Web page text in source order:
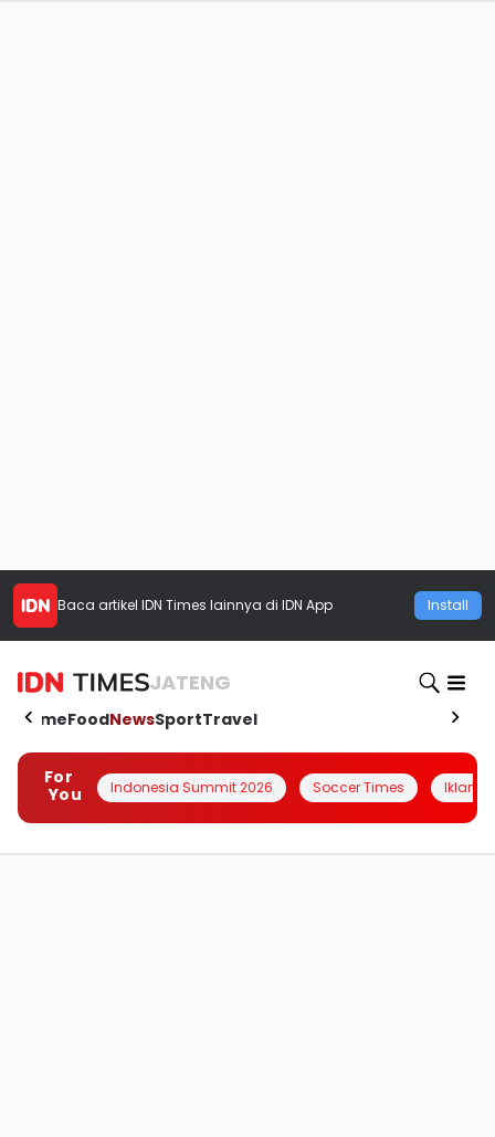
Baca artikel IDN Times lainnya di IDN App Install
JATENG
HomeFoodNewsSportTravel
For
You
Indonesia Summit 2026 Soccer Times Iklanin